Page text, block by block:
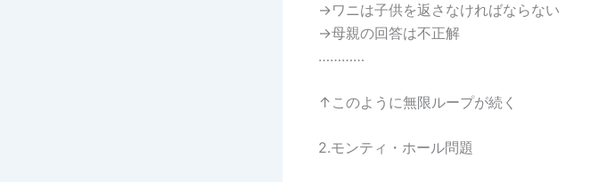
→ワニは子供を返さなければならない
→母親の回答は不正解
…………
↑このように無限ループが続く
2.モンティ・ホール問題